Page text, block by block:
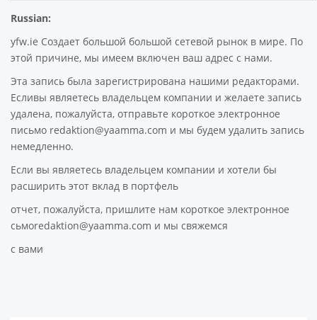
Russian:
yfw.ie Создает большой большой сетевой рынок в мире. По
этой причине, мы имеем включен ваш адрес с нами.
Эта запись была зарегистрирована нашими редакторами.
Есливы являетесь владельцем компании и желаете запись
удалена, пожалуйста, отправьте короткое электронное
письмо redaktion@yaamma.com и мы будем удалить запись
немедленно.
Если вы являетесь владельцем компании и хотели бы
расширить этот вклад в портфель
отчет, пожалуйста, пришлите нам короткое электронное
сьмоredaktion@yaamma.com и мы свяжемся
с вами